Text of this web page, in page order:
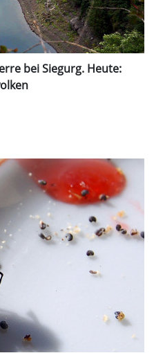
bei Siegurg. Heute: